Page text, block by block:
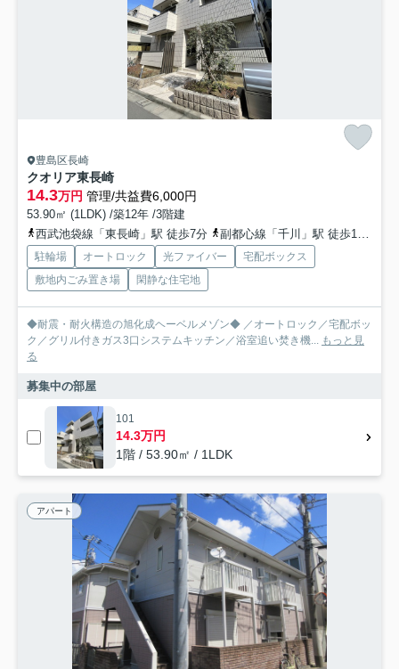
豊島区長崎
クオリア東長崎
14.3万円 管理/共益費6,000円
53.90㎡ (1LDK) /築12年 /3階建
西武池袋線「東長崎」駅 徒歩7分
副都心線「千川」駅 徒歩13分
駐輪場 オートロック 光ファイバー
宅配ボックス
敷地内ごみ置き場
閑静な住宅地
◆耐震・耐火構造の旭化成ヘーベルメゾン◆ ／オートロック／宅配ボッ
ク／グリル付きガス3口システムキッチン／浴室追い焚き機... もっと見
る
募集中の部屋
101
14.3万円
1階 / 53.90㎡ / 1LDK
アパート